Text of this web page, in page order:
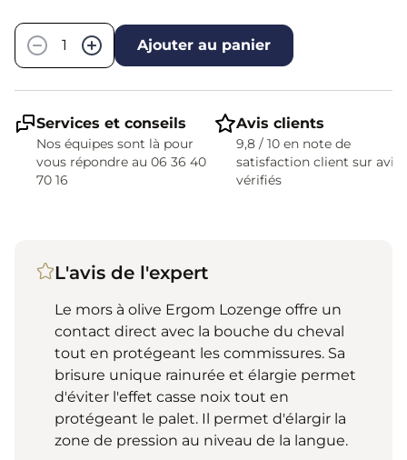
−
+ Ajouter au panier
Services et conseils
Nos équipes sont là pour
vous répondre au 06 36 40
70 16
Avis clients
9,8 / 10 en note de
satisfaction client sur avis
vérifiés
L'avis de l'expert
Le mors à olive Ergom Lozenge offre un
contact direct avec la bouche du cheval
tout en protégeant les commissures. Sa
brisure unique rainurée et élargie permet
d'éviter l'effet casse noix tout en
protégeant le palet. Il permet d'élargir la
zone de pression au niveau de la langue.